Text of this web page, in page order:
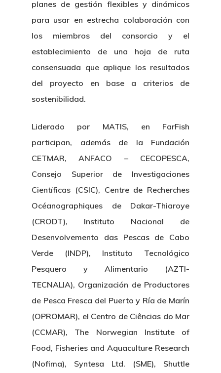
planes de gestión flexibles y dinámicos
para usar en estrecha colaboración con
los miembros del consorcio y el
establecimiento de una hoja de ruta
consensuada que aplique los resultados
del proyecto en base a criterios de
sostenibilidad.
Liderado por MATIS, en FarFish
participan, además de la Fundación
CETMAR, ANFACO – CECOPESCA,
Consejo Superior de Investigaciones
Científicas (CSIC), Centre de Recherches
Océanographiques de Dakar-Thiaroye
(CRODT), Instituto Nacional de
Desenvolvemento das Pescas de Cabo
Verde (INDP), Instituto Tecnológico
Pesquero y Alimentario (AZTI-
TECNALIA), Organización de Productores
de Pesca Fresca del Puerto y Ría de Marín
(OPROMAR), el Centro de Ciências do Mar
(CCMAR), The Norwegian Institute of
Food, Fisheries and Aquaculture Research
(Nofima), Syntesa Ltd. (SME), Shuttle
Nosotros
Organización
Patronato
Identidad Corporativa
Manual De Identidad
Corporativa
Logo CETMAR
Contacto
Novedades
Actualidad
Eventos
Proyectos
Publicaciones
Memoria
Centro De
Boletín De Noticias
Contratación
Licitaciones
Gobierno
Plan De Igualdad